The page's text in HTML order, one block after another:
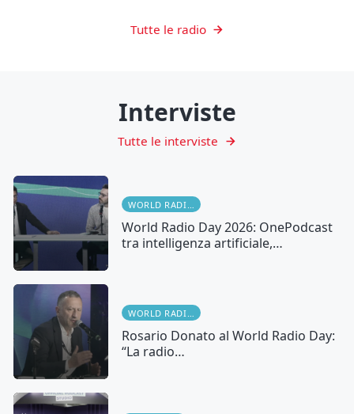
Tutte le radio
Interviste
Tutte le interviste
WORLD RADIO DAY
World Radio Day 2026: OnePodcast
tra intelligenza artificiale,…
WORLD RADIO DAY
Rosario Donato al World Radio Day:
“La radio…